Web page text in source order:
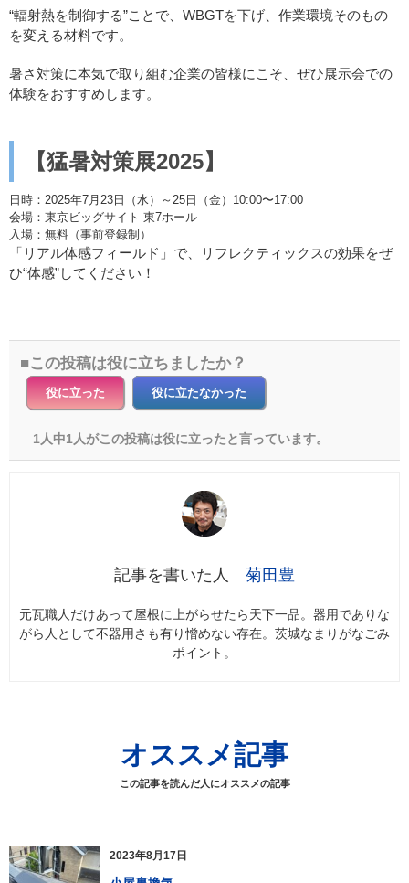
“輻射熱を制御する”ことで、WBGTを下げ、作業環境そのもの
を変える材料です。
暑さ対策に本気で取り組む企業の皆様にこそ、ぜひ展示会での
体験をおすすめします。
【猛暑対策展2025】
日時：2025年7月23日（水）～25日（金）10:00〜17:00
会場：東京ビッグサイト 東7ホール
入場：無料（事前登録制）
「リアル体感フィールド」で、リフレクティックスの効果をぜ
ひ“体感”してください！
この投稿は役に立ちましたか？
役に立った 役に立たなかった
1人中1人がこの投稿は役に立ったと言っています。
菊田豊
元瓦職人だけあって屋根に上がらせたら天下一品。器用でありな
がら人として不器用さも有り憎めない存在。茨城なまりがなごみ
ポイント。
オススメ記事
この記事を読んだ人にオススメの記事
2023年8月17日